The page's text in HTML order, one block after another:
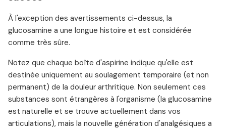
À l'exception des avertissements ci-dessus, la
glucosamine a une longue histoire et est considérée
comme très sûre.
Notez que chaque boîte d'aspirine indique qu'elle est
destinée uniquement au soulagement temporaire (et non
permanent) de la douleur arthritique. Non seulement ces
substances sont étrangères à l'organisme (la glucosamine
est naturelle et se trouve actuellement dans vos
articulations), mais la nouvelle génération d'analgésiques a